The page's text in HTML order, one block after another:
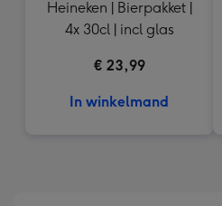
Heineken | Bierpakket |
4x 30cl | incl glas
€ 23,99
In winkelmand